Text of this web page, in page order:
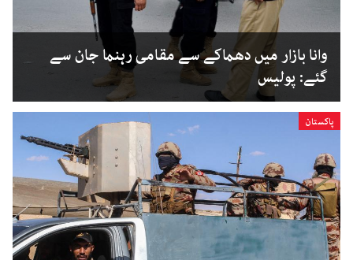
وانا بازار میں دھماکے سے مقامی رہنما جان سے
گئے: پولیس
پاکستان